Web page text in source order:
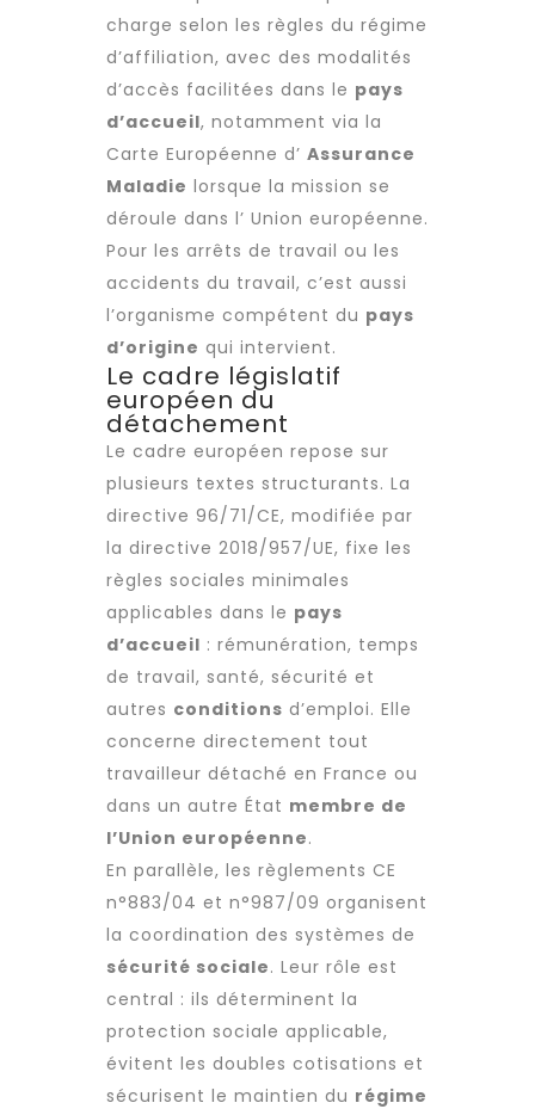
charge selon les règles du régime
d’affiliation, avec des modalités
d’accès facilitées dans le pays
d’accueil, notamment via la
Carte Européenne d’ Assurance
Maladie lorsque la mission se
déroule dans l’ Union européenne.
Pour les arrêts de travail ou les
accidents du travail, c’est aussi
l’organisme compétent du pays
d’origine qui intervient.
Le cadre législatif
européen du
détachement
Le cadre européen repose sur
plusieurs textes structurants. La
directive 96/71/CE, modifiée par
la directive 2018/957/UE, fixe les
règles sociales minimales
applicables dans le pays
d’accueil : rémunération, temps
de travail, santé, sécurité et
autres conditions d’emploi. Elle
concerne directement tout
travailleur détaché en France ou
dans un autre État membre de
l’Union européenne.
En parallèle, les règlements CE
n°883/04 et n°987/09 organisent
la coordination des systèmes de
sécurité sociale. Leur rôle est
central : ils déterminent la
protection sociale applicable,
évitent les doubles cotisations et
sécurisent le maintien du régime